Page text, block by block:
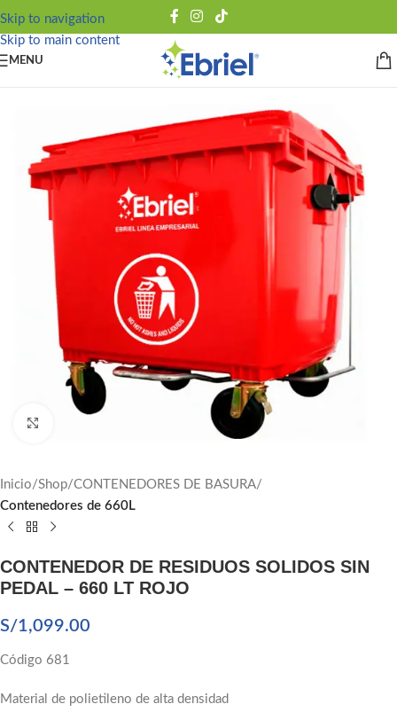
Skip to navigation
Skip to main content
MENU
Inicio Shop CONTENEDORES DE BASURA
Contenedores de 660L
CONTENEDOR DE RESIDUOS SOLIDOS SIN
PEDAL – 660 LT ROJO
S/1,099.00
Código 681
Material de polietileno de alta densidad